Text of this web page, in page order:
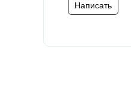
Написать